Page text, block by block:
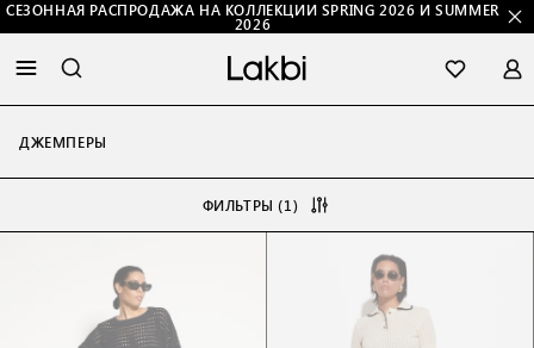
СЕЗОННАЯ РАСПРОДАЖА НА КОЛЛЕКЦИИ SPRING 2026 И SUMMER
2026
ДЖЕМПЕРЫ
ФИЛЬТРЫ (1)